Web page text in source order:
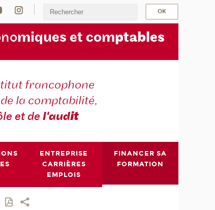
miques et comptables
francophone
la comptabilité,
et del'audit
ENTREPRISE
CARRIÈRES
EMPLOIS
FINANCER SA
FORMATION